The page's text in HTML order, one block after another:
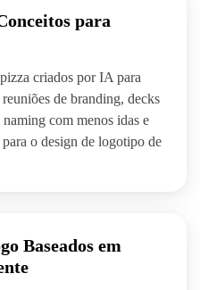
para
criados por IA para
de branding, decks
com menos idas e
o design de logotipo de
Baseados em